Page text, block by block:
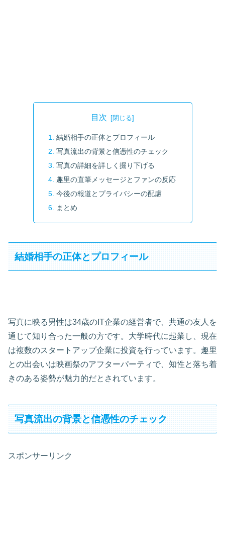
目次
結婚相手の正体とプロフィール
写真流出の背景と信憑性のチェック
写真の詳細を詳しく掘り下げる
趣里の直筆メッセージとファンの反応
今後の報道とプライバシーの配慮
まとめ
結婚相手の正体とプロフィール
写真に映る男性は34歳のIT企業の経営者で、共通の友人を
通じて知り合った一般の方です。大学時代に起業し、現在
は複数のスタートアップ企業に投資を行っています。趣里
との出会いは映画祭のアフターパーティで、知性と落ち着
きのある姿勢が魅力的だとされています。
写真流出の背景と信憑性のチェック
スポンサーリンク